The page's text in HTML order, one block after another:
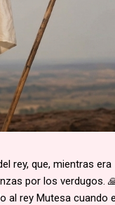
rey, que, mientras era
por los verdugos.
al rey Mutesa cuando